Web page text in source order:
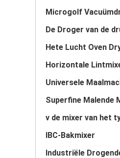
Microgolf
De Droger van de
Hete Lucht Oven
Horizontale
Universele
Superfine Malende
v de mixer van het
IBC-Bakmixer
Industriële